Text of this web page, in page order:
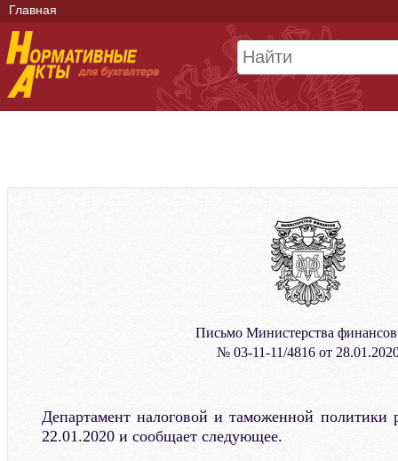
Главная
Письмо Министерства
№ 03-11-11/4816 от
Департамент налоговой и таможенной политики
22.01.2020 и сообщает следующее.